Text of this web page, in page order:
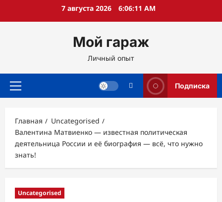
7 августа 2026 6:06:12 AM
Мой гараж
Личный опыт
Основное
Подписка
Главная
Uncategorised
Валентина Матвиенко — известная политическая
деятельница России и её биография — всё, что нужно
знать!
Uncategorised